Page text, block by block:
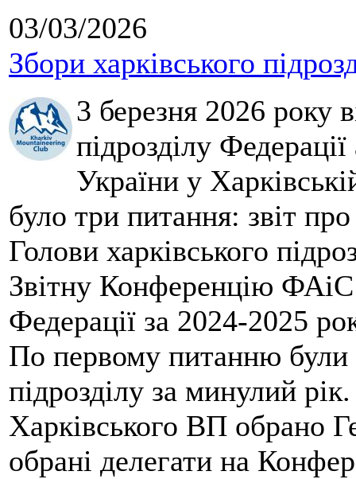
03/03/2026
Збори харківського
3 березня 2026 року
підрозділу
України у
було три питання: звіт
Голови харківського
Звітну Конференцію
Федерації за 2024-2025
По первому питанню були
підрозділу за минулий
Харківського ВП обрано
обрані делегати на